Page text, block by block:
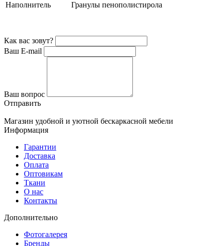
Наполнитель
Гранулы пенополистирола
Как вас зовут?
Ваш E-mail
Ваш вопрос
Отправить
Магазин удобной и уютной бескаркасной мебели
Информация
Гарантии
Доставка
Оплата
Оптовикам
Ткани
О нас
Контакты
Дополнительно
Фотогалерея
Бренды